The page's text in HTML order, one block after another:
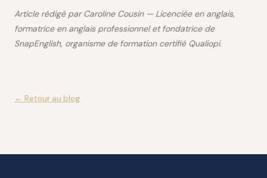
Article rédigé par Caroline Cousin — Licenciée en anglais,
formatrice en anglais professionnel et fondatrice de
SnapEnglish, organisme de formation certifié Qualiopi.
← Retour au blog